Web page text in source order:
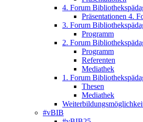
4. Forum
Präsentationen 4.
3. Forum
Programm
2. Forum
Programm
Referenten
Mediathek
1. Forum
Thesen
Mediathek
#vBIB